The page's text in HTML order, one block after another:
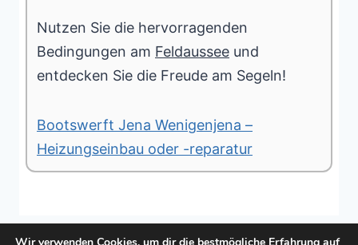
Nutzen Sie die hervorragenden
Bedingungen am Feldaussee und
entdecken Sie die Freude am Segeln!
Bootswerft Jena Wenigenjena –
Heizungseinbau oder -reparatur